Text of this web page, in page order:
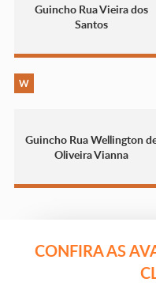
Guincho Rua Vieira dos
Santos
W
Guincho Rua Wellington
Oliveira Vianna
CONFIRA AS